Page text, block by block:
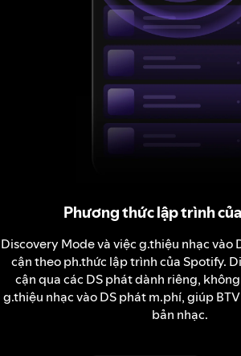
Phương thức lập trình
Discovery Mode và việc g.thiệu nhạc vào
cận theo ph.thức lập trình của Spotify.
cận qua các DS phát dành riêng,
g.thiệu nhạc vào DS phát m.phí, giúp
bản nhạc.